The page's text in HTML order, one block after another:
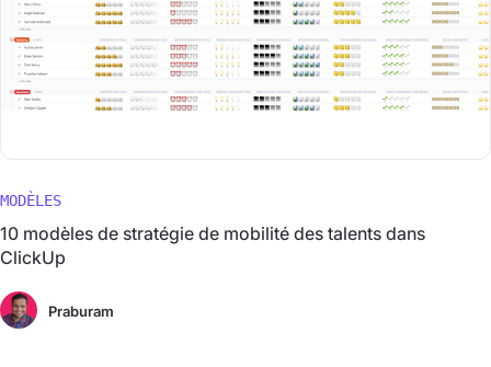
MODÈLES
10 modèles de stratégie de mobilité des talents dans
ClickUp
Praburam